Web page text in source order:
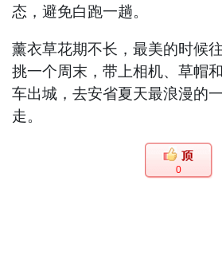
态，避免白跑一趟。
薰衣草花期不长，最美的时候
挑一个周末，带上相机、草帽
车出城，去安省夏天最浪漫的
走。
0